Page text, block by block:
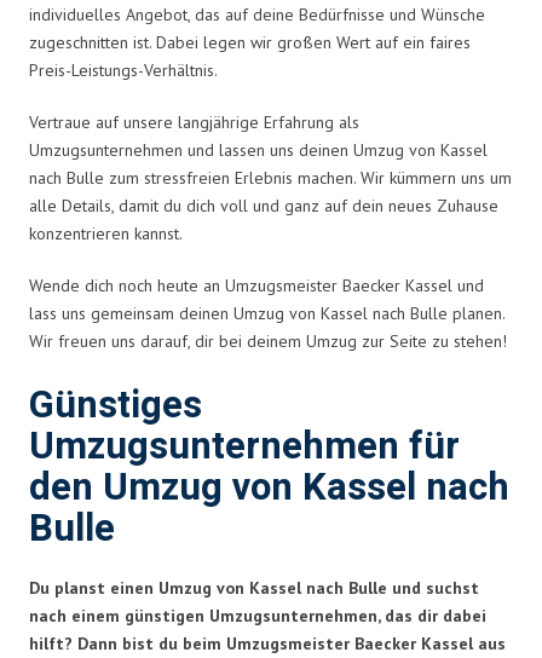
individuelles Angebot, das auf deine Bedürfnisse und Wünsche
zugeschnitten ist. Dabei legen wir großen Wert auf ein faires
Preis-Leistungs-Verhältnis.
Vertraue auf unsere langjährige Erfahrung als
Umzugsunternehmen und lassen uns deinen Umzug von Kassel
nach Bulle zum stressfreien Erlebnis machen. Wir kümmern uns um
alle Details, damit du dich voll und ganz auf dein neues Zuhause
konzentrieren kannst.
Wende dich noch heute an Umzugsmeister Baecker Kassel und
lass uns gemeinsam deinen Umzug von Kassel nach Bulle planen.
Wir freuen uns darauf, dir bei deinem Umzug zur Seite zu stehen!
Günstiges
Umzugsunternehmen für
den Umzug von Kassel nach
Bulle
Du planst einen Umzug von Kassel nach Bulle und suchst
nach einem günstigen Umzugsunternehmen, das dir dabei
hilft? Dann bist du beim Umzugsmeister Baecker Kassel aus